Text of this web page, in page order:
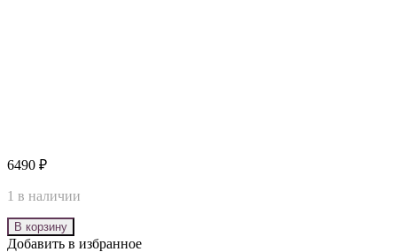
6490 ₽
1 в наличии
В корзину
Добавить в избранное